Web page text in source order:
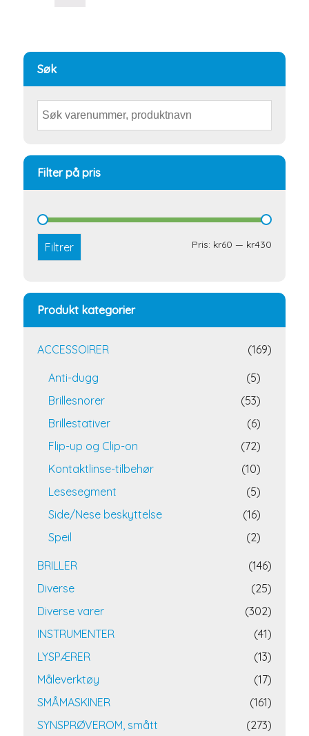
Søk
Filter på pris
Filtrer Pris: kr60 — kr430
Produkt kategorier
ACCESSOIRER (169)
Anti-dugg
(5)
Brillesnorer
(53)
Brillestativer
(6)
Flip-up og Clip-on
(72)
Kontaktlinse-tilbehør
(10)
Lesesegment
(5)
Side/Nese beskyttelse
(16)
Speil
(2)
BRILLER
(146)
Diverse
(25)
Diverse varer
(302)
INSTRUMENTER
(41)
LYSPÆRER
(13)
Måleverktøy
(17)
SMÅMASKINER
(161)
SYNSPRØVEROM, smått
(273)